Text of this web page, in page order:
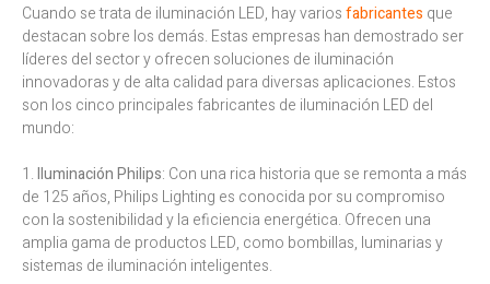
Cuando se trata de iluminación LED, hay variosfabricantes que
destacan sobre los demás. Estas empresas han demostrado ser
líderes del sector y ofrecen soluciones de iluminación
innovadoras y de alta calidad para diversas aplicaciones. Estos
son los cinco principales fabricantes de iluminación LED del
mundo:
1.Iluminación Philips: Con una rica historia que se remonta a más
de 125 años, Philips Lighting es conocida por su compromiso
con la sostenibilidad y la eficiencia energética. Ofrecen una
amplia gama de productos LED, como bombillas, luminarias y
sistemas de iluminación inteligentes.